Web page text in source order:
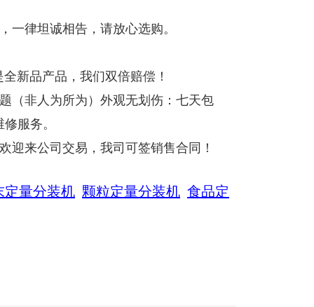
一律坦诚相告，请放心选购。
新品产品，我们双倍赔偿！
（非人为所为）外观无划伤：七天包
服务。
迎来公司交易，我司可签销售合同！
定量分装机 颗粒定量分装机 食品定